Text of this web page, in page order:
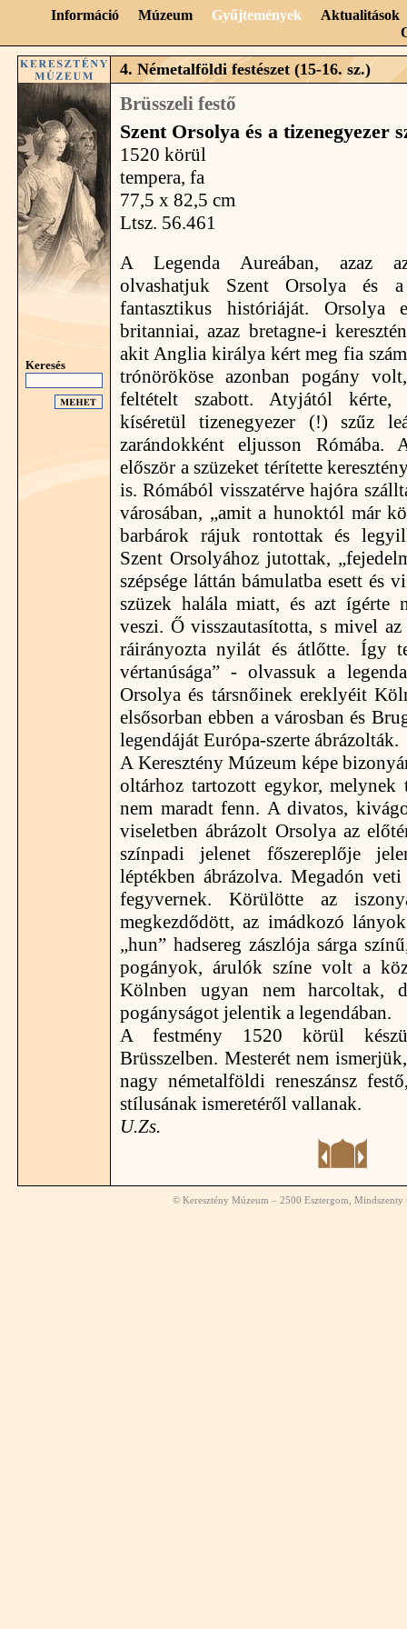
Információ Múzeum Gyűjtemények
Aktualitások
Keresés
4. Németalföldi festészet (15-16. sz.)
Brüsszeli festő
Szent Orsolya és a tizenegyezer
1520 körül
tempera, fa
77,5 x 82,5 cm
Ltsz. 56.461
A Legenda Aureában, azaz
olvashatjuk Szent Orsolya és a
fantasztikus históriáját. Orsolya
britanniai, azaz bretagne-i
akit Anglia királya kért meg fia
trónörököse azonban pogány
feltételt szabott. Atyjától
kíséretül tizenegyezer (!) szűz
zarándokként eljusson Rómába.
először a szüzeket térítette
is. Rómából visszatérve hajóra
városában, „amit a hunoktól már
barbárok rájuk rontottak és
Szent Orsolyához jutottak,
szépsége láttán bámulatba esett és
szüzek halála miatt, és azt ígérte
veszi. Ő visszautasította, s mivel
ráirányozta nyilát és átlőtte. Így
vértanúsága” - olvassuk a
Orsolya és társnőinek ereklyéit
elsősorban ebben a városban és
legendáját Európa-szerte ábrázolták.
A Keresztény Múzeum képe
oltárhoz tartozott egykor, melynek
nem maradt fenn. A divatos,
viseletben ábrázolt Orsolya az
színpadi jelenet főszereplője
léptékben ábrázolva. Megadón
fegyvernek. Körülötte az
megkezdődött, az imádkozó
„hun” hadsereg zászlója sárga
pogányok, árulók színe volt a
Kölnben ugyan nem harcoltak,
pogányságot jelentik a legendában.
A festmény 1520 körül
Brüsszelben. Mesterét nem
nagy németalföldi reneszánsz
stílusának ismeretéről vallanak.
U.Zs.
© Keresztény Múzeum – 2500 Esztergom,